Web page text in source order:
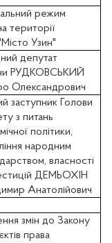
режим
території
Узин"
депутат
РУДКОВСЬКИЙ
Олександрович
заступник Голови
з питань
політики,
народним
власності
ДЕМЬОХІН
Анатолійович
змін до Закону
права